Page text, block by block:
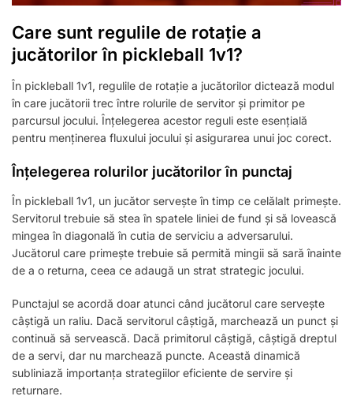
Care sunt regulile de rotație a
jucătorilor în pickleball 1v1?
În pickleball 1v1, regulile de rotație a jucătorilor dictează modul
în care jucătorii trec între rolurile de servitor și primitor pe
parcursul jocului. Înțelegerea acestor reguli este esențială
pentru menținerea fluxului jocului și asigurarea unui joc corect.
Înțelegerea rolurilor jucătorilor în punctaj
În pickleball 1v1, un jucător servește în timp ce celălalt primește.
Servitorul trebuie să stea în spatele liniei de fund și să lovească
mingea în diagonală în cutia de serviciu a adversarului.
Jucătorul care primește trebuie să permită mingii să sară înainte
de a o returna, ceea ce adaugă un strat strategic jocului.
Punctajul se acordă doar atunci când jucătorul care servește
câștigă un raliu. Dacă servitorul câștigă, marchează un punct și
continuă să servească. Dacă primitorul câștigă, câștigă dreptul
de a servi, dar nu marchează puncte. Această dinamică
subliniază importanța strategiilor eficiente de servire și
returnare.